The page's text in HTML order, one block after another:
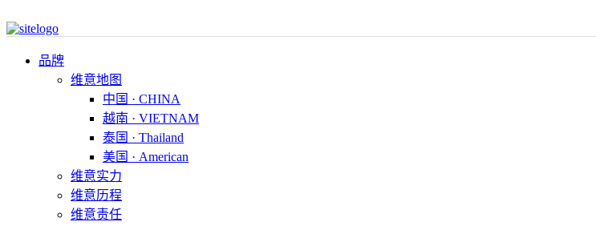
品牌
维意地图
中国 · CHINA
越南 · VIETNAM
泰国 · Thailand
美国 · American
维意实力
维意历程
维意责任